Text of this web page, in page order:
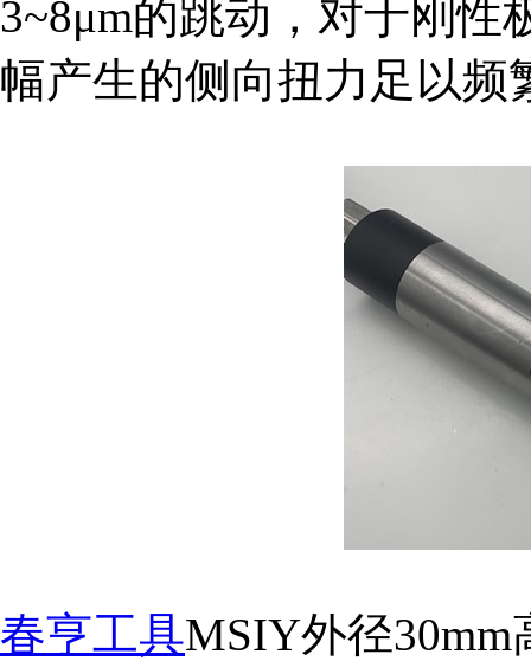
3~8μm的跳动，对于刚性
幅产生的侧向扭力足以频
春亨工具MSIY外径